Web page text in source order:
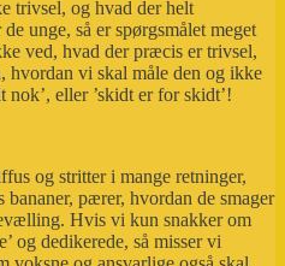
trivsel, og hvad der helt
unge, så er spørgsmålet meget
ved, hvad der præcis er trivsel,
vi skal måle den og ikke
eller ’skidt er for skidt’!
og stritter i mange retninger,
pærer, hvordan de smager
Hvis vi kun snakker om
og dedikerede, så misser vi